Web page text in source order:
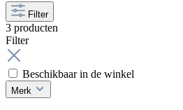
Filter
3 producten
Filter
Beschikbaar in de winkel
Merk